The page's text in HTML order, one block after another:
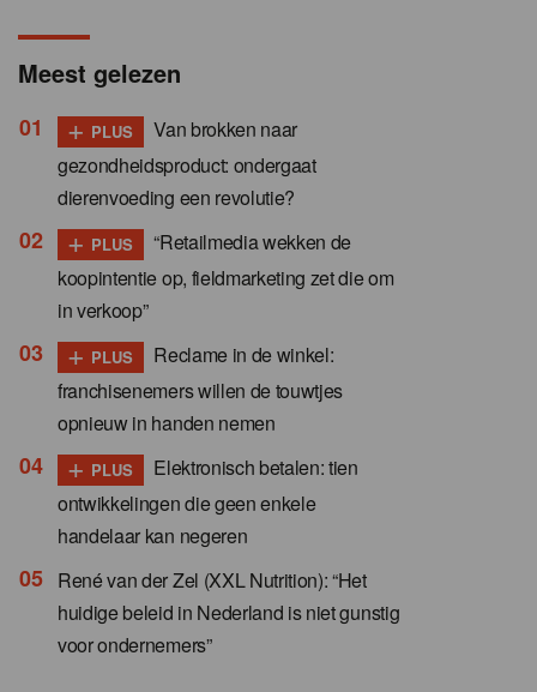
Meest gelezen
+ PLUS
Van brokken naar
gezondheidsproduct: ondergaat
dierenvoeding een revolutie?
+ PLUS
“Retailmedia wekken de
koopintentie op, fieldmarketing zet die om
in verkoop”
+ PLUS
Reclame in de winkel:
franchisenemers willen de touwtjes
opnieuw in handen nemen
+ PLUS
Elektronisch betalen: tien
ontwikkelingen die geen enkele
handelaar kan negeren
René van der Zel (XXL Nutrition): “Het
huidige beleid in Nederland is niet gunstig
voor ondernemers”